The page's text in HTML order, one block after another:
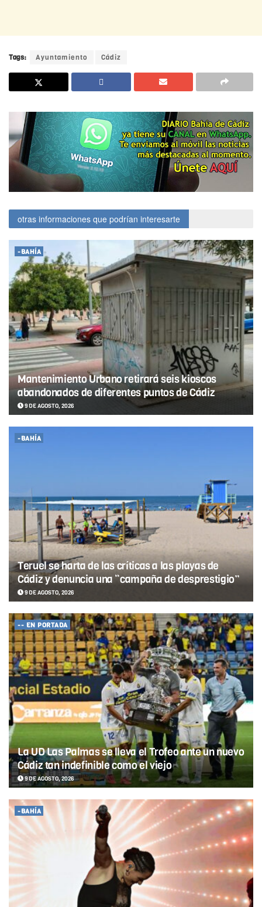
Tags: Ayuntamiento Cádiz
otras informaciones que podrían interesarte
-BAHÍA
Mantenimiento Urbano retirará seis kioscos
abandonados de diferentes puntos de Cádiz
9 DE AGOSTO, 2026
-BAHÍA
Teruel se harta de las críticas a las playas de
Cádiz y denuncia una “campaña de desprestigio”
9 DE AGOSTO, 2026
-- EN PORTADA
La UD Las Palmas se lleva el Trofeo ante un nuevo
Cádiz tan indefinible como el viejo
9 DE AGOSTO, 2026
-BAHÍA